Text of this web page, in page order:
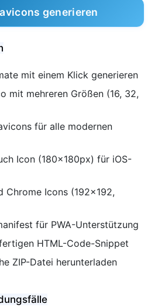
generieren
mit einem Klick generieren
mit mehreren Größen (16, 32,
für alle modernen
Icon (180×180px) für iOS-
Chrome Icons (192×192,
für PWA-Unterstützung
HTML-Code-Snippet
ZIP-Datei herunterladen